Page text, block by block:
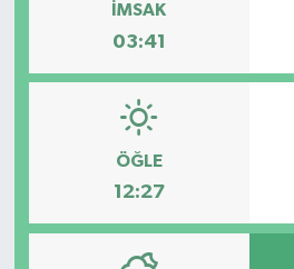
İMSAK
03:41
ÖĞLE
12:27